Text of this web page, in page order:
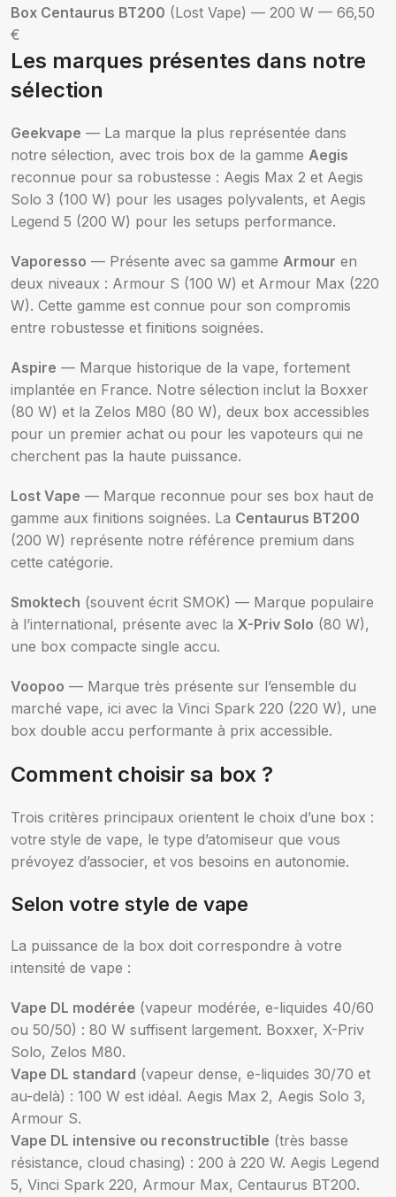
Box Centaurus BT200 (Lost Vape) — 200 W — 66,50
€
Les marques présentes dans notre
sélection
Geekvape — La marque la plus représentée dans
notre sélection, avec trois box de la gamme Aegis
reconnue pour sa robustesse : Aegis Max 2 et Aegis
Solo 3 (100 W) pour les usages polyvalents, et Aegis
Legend 5 (200 W) pour les setups performance.
Vaporesso — Présente avec sa gamme Armour en
deux niveaux : Armour S (100 W) et Armour Max (220
W). Cette gamme est connue pour son compromis
entre robustesse et finitions soignées.
Aspire — Marque historique de la vape, fortement
implantée en France. Notre sélection inclut la Boxxer
(80 W) et la Zelos M80 (80 W), deux box accessibles
pour un premier achat ou pour les vapoteurs qui ne
cherchent pas la haute puissance.
Lost Vape — Marque reconnue pour ses box haut de
gamme aux finitions soignées. La Centaurus BT200
(200 W) représente notre référence premium dans
cette catégorie.
Smoktech (souvent écrit SMOK) — Marque populaire
à l’international, présente avec la X-Priv Solo (80 W),
une box compacte single accu.
Voopoo — Marque très présente sur l’ensemble du
marché vape, ici avec la Vinci Spark 220 (220 W), une
box double accu performante à prix accessible.
Comment choisir sa box ?
Trois critères principaux orientent le choix d’une box :
votre style de vape, le type d’atomiseur que vous
prévoyez d’associer, et vos besoins en autonomie.
Selon votre style de vape
La puissance de la box doit correspondre à votre
intensité de vape :
Vape DL modérée (vapeur modérée, e-liquides 40/60
ou 50/50) : 80 W suffisent largement. Boxxer, X-Priv
Solo, Zelos M80.
Vape DL standard (vapeur dense, e-liquides 30/70 et
au-delà) : 100 W est idéal. Aegis Max 2, Aegis Solo 3,
Armour S.
Vape DL intensive ou reconstructible (très basse
résistance, cloud chasing) : 200 à 220 W. Aegis Legend
5, Vinci Spark 220, Armour Max, Centaurus BT200.